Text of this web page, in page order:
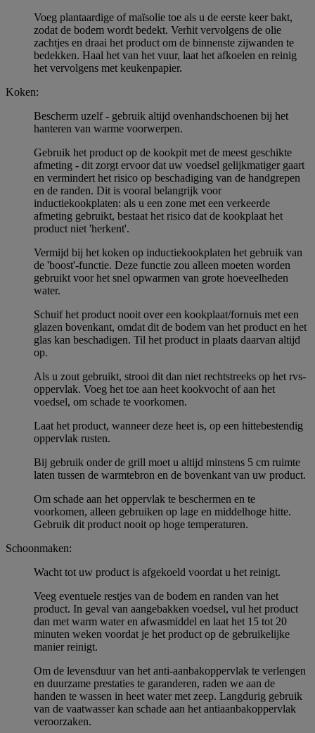
Voeg plantaardige of maïsolie toe als u de eerste keer bakt,
zodat de bodem wordt bedekt. Verhit vervolgens de olie
zachtjes en draai het product om de binnenste zijwanden te
bedekken. Haal het van het vuur, laat het afkoelen en reinig
het vervolgens met keukenpapier.
Koken:
Bescherm uzelf - gebruik altijd ovenhandschoenen bij het
hanteren van warme voorwerpen.
Gebruik het product op de kookpit met de meest geschikte
afmeting - dit zorgt ervoor dat uw voedsel gelijkmatiger gaart
en vermindert het risico op beschadiging van de handgrepen
en de randen. Dit is vooral belangrijk voor
inductiekookplaten: als u een zone met een verkeerde
afmeting gebruikt, bestaat het risico dat de kookplaat het
product niet 'herkent'.
Vermijd bij het koken op inductiekookplaten het gebruik van
de 'boost'-functie. Deze functie zou alleen moeten worden
gebruikt voor het snel opwarmen van grote hoeveelheden
water.
Schuif het product nooit over een kookplaat/fornuis met een
glazen bovenkant, omdat dit de bodem van het product en het
glas kan beschadigen. Til het product in plaats daarvan altijd
op.
Als u zout gebruikt, strooi dit dan niet rechtstreeks op het rvs-
oppervlak. Voeg het toe aan heet kookvocht of aan het
voedsel, om schade te voorkomen.
Laat het product, wanneer deze heet is, op een hittebestendig
oppervlak rusten.
Bij gebruik onder de grill moet u altijd minstens 5 cm ruimte
laten tussen de warmtebron en de bovenkant van uw product.
Om schade aan het oppervlak te beschermen en te
voorkomen, alleen gebruiken op lage en middelhoge hitte.
Gebruik dit product nooit op hoge temperaturen.
Schoonmaken:
Wacht tot uw product is afgekoeld voordat u het reinigt.
Veeg eventuele restjes van de bodem en randen van het
product. In geval van aangebakken voedsel, vul het product
dan met warm water en afwasmiddel en laat het 15 tot 20
minuten weken voordat je het product op de gebruikelijke
manier reinigt.
Om de levensduur van het anti-aanbakoppervlak te verlengen
en duurzame prestaties te garanderen, raden we aan de
handen te wassen in heet water met zeep. Langdurig gebruik
van de vaatwasser kan schade aan het antiaanbakoppervlak
veroorzaken.